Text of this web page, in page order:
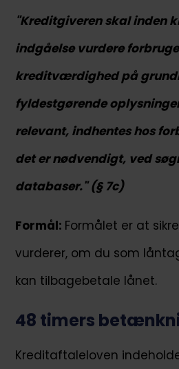
"Kreditgiveren skal inden
indgåelse vurdere
kreditværdighed på
fyldestgørende
relevant, indhentes hos
det er nødvendigt, ved
databaser." (§ 7c)
Formål: Formålet er at
vurderer, om du som
kan tilbagebetale lånet.
48 timers
Kreditaftaleloven